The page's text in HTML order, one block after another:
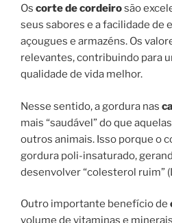
Os corte de cordeirosão
seus sabores e a facilidade de
açougues e armazéns. Os
relevantes, contribuindo para
qualidade de vida melhor.
Nesse sentido, a gordura nas
mais “saudável” do que
outros animais. Isso porque o
gordura poli-insaturado,
desenvolver “colesterol ruim”
Outro importante benefício de
volume de vitaminas e